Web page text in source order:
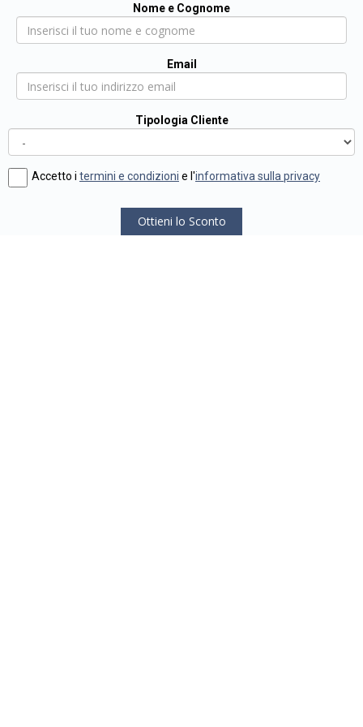
Nome e Cognome
Email
Tipologia Cliente
Accetto i termini e condizioni e l'informativa sulla privacy
Ottieni lo Sconto